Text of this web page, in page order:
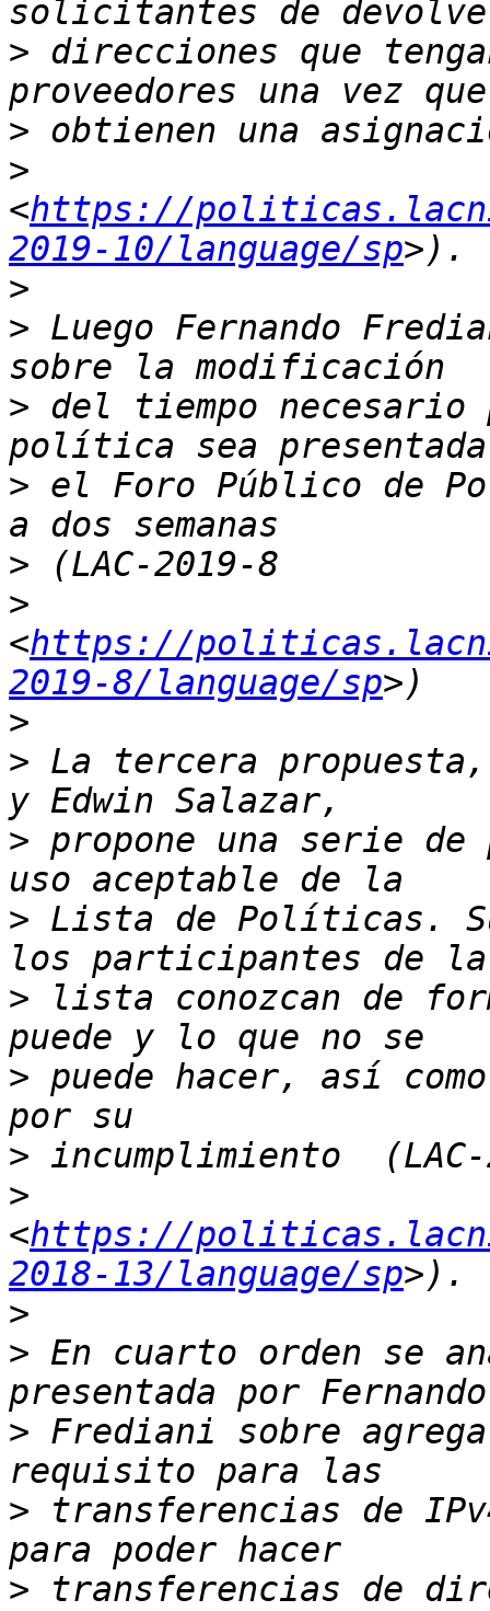
> direcciones que
>
>
<https://
2019-10/language/sp
>
> Luego Fernando
> del tiempo necesario
> el Foro Público de
>
>
<https://
2019-8/language/sp
>
> La tercera
> propone una serie
> Lista de Políticas.
> lista conozcan de
> puede hacer, así
>
>
<https://
2018-13/language/sp
>
> En cuarto orden se
> Frediani sobre
> transferencias de
> transferencias de